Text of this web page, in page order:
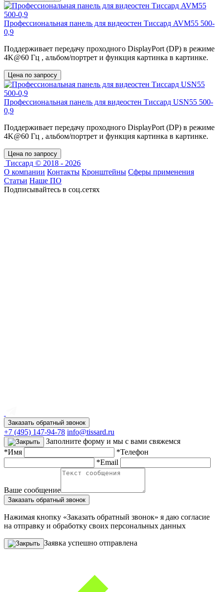
Профессиональная панель для видеостен Тиссард AVM55 500-
0,9
Поддерживает передачу проходного DisplayPort (DP) в режиме
4K@60 Гц , альбом/портрет и функция картинка в картинке.
Цена по запросу
Профессиональная панель для видеостен Тиссард USN55 500-
0,9
Поддерживает передачу проходного DisplayPort (DP) в режиме
4K@60 Гц , альбом/портрет и функция картинка в картинке.
Цена по запросу
Тиссард © 2018 - 2026
О компании Контакты Кронштейны Сферы применения
Статьи Наше ПО
Подписывайтесь в соц.сетях
Заказать обратный звонок
+7 (495) 147-94-78 info@tissard.ru
Заполните форму и мы с вами свяжемся
*Имя
*Телефон
*Email
Ваше сообщение
Заказать обратный звонок
Нажимая кнопку «Заказать обратный звонок» я даю согласие
на отправку и обработку своих персональных данных
Заявка успешно отправлена